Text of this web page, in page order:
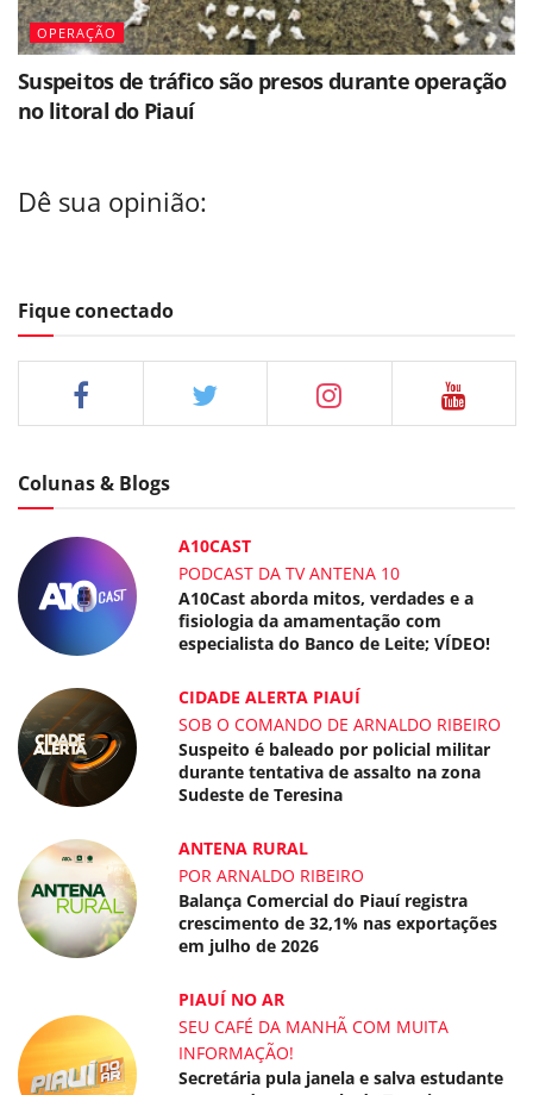
OPERAÇÃO
Suspeitos de tráfico são presos durante operação
no litoral do Piauí
Dê sua opinião:
Fique conectado
Colunas & Blogs
A10CAST
PODCAST DA TV ANTENA 10
A10Cast aborda mitos, verdades e a
fisiologia da amamentação com
especialista do Banco de Leite; VÍDEO!
CIDADE ALERTA PIAUÍ
SOB O COMANDO DE ARNALDO RIBEIRO
Suspeito é baleado por policial militar
durante tentativa de assalto na zona
Sudeste de Teresina
ANTENA RURAL
POR ARNALDO RIBEIRO
Balança Comercial do Piauí registra
crescimento de 32,1% nas exportações
em julho de 2026
PIAUÍ NO AR
SEU CAFÉ DA MANHÃ COM MUITA
INFORMAÇÃO!
Secretária pula janela e salva estudante